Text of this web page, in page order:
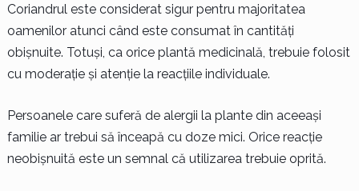
Coriandrul este considerat sigur pentru majoritatea
oamenilor atunci când este consumat în cantități
obișnuite. Totuși, ca orice plantă medicinală, trebuie folosit
cu moderație și atenție la reacțiile individuale.
Persoanele care suferă de alergii la plante din aceeași
familie ar trebui să înceapă cu doze mici. Orice reacție
neobișnuită este un semnal că utilizarea trebuie oprită.